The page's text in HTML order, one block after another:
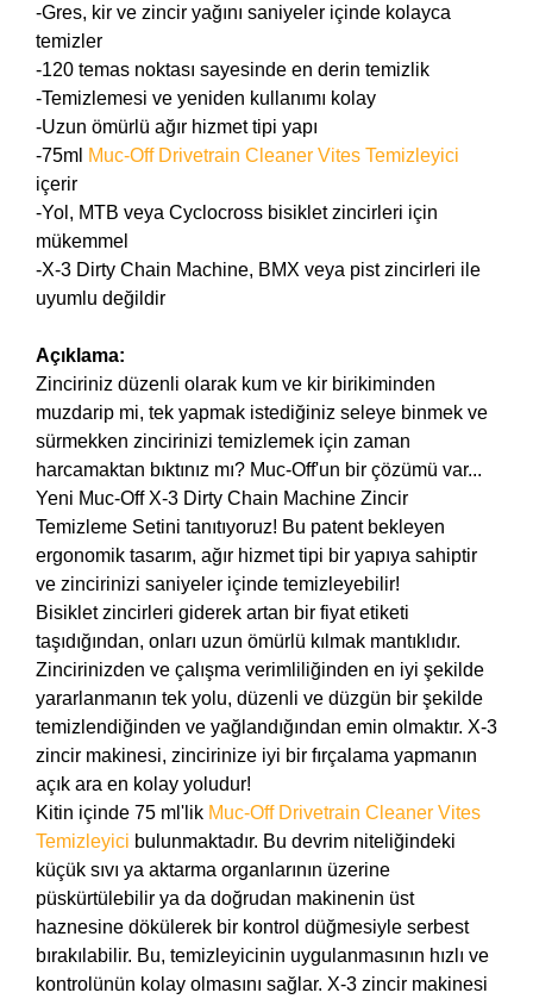
-Gres, kir ve zincir yağını saniyeler içinde kolayca
temizler
-120 temas noktası sayesinde en derin temizlik
-Temizlemesi ve yeniden kullanımı kolay
-Uzun ömürlü ağır hizmet tipi yapı
-75ml Muc-Off Drivetrain Cleaner Vites Temizleyici
içerir
-Yol, MTB veya Cyclocross bisiklet zincirleri için
mükemmel
-X-3 Dirty Chain Machine, BMX veya pist zincirleri ile
uyumlu değildir
Açıklama:
Zinciriniz düzenli olarak kum ve kir birikiminden
muzdarip mi, tek yapmak istediğiniz seleye binmek ve
sürmekken zincirinizi temizlemek için zaman
harcamaktan bıktınız mı? Muc-Off'un bir çözümü var...
Yeni Muc-Off X-3 Dirty Chain Machine Zincir
Temizleme Setini tanıtıyoruz! Bu patent bekleyen
ergonomik tasarım, ağır hizmet tipi bir yapıya sahiptir
ve zincirinizi saniyeler içinde temizleyebilir!
Bisiklet zincirleri giderek artan bir fiyat etiketi
taşıdığından, onları uzun ömürlü kılmak mantıklıdır.
Zincirinizden ve çalışma verimliliğinden en iyi şekilde
yararlanmanın tek yolu, düzenli ve düzgün bir şekilde
temizlendiğinden ve yağlandığından emin olmaktır. X-3
zincir makinesi, zincirinize iyi bir fırçalama yapmanın
açık ara en kolay yoludur!
Kitin içinde 75 ml'lik Muc-Off Drivetrain Cleaner Vites
Temizleyici bulunmaktadır. Bu devrim niteliğindeki
küçük sıvı ya aktarma organlarının üzerine
püskürtülebilir ya da doğrudan makinenin üst
haznesine dökülerek bir kontrol düğmesiyle serbest
bırakılabilir. Bu, temizleyicinin uygulanmasının hızlı ve
kontrolünün kolay olmasını sağlar. X-3 zincir makinesi